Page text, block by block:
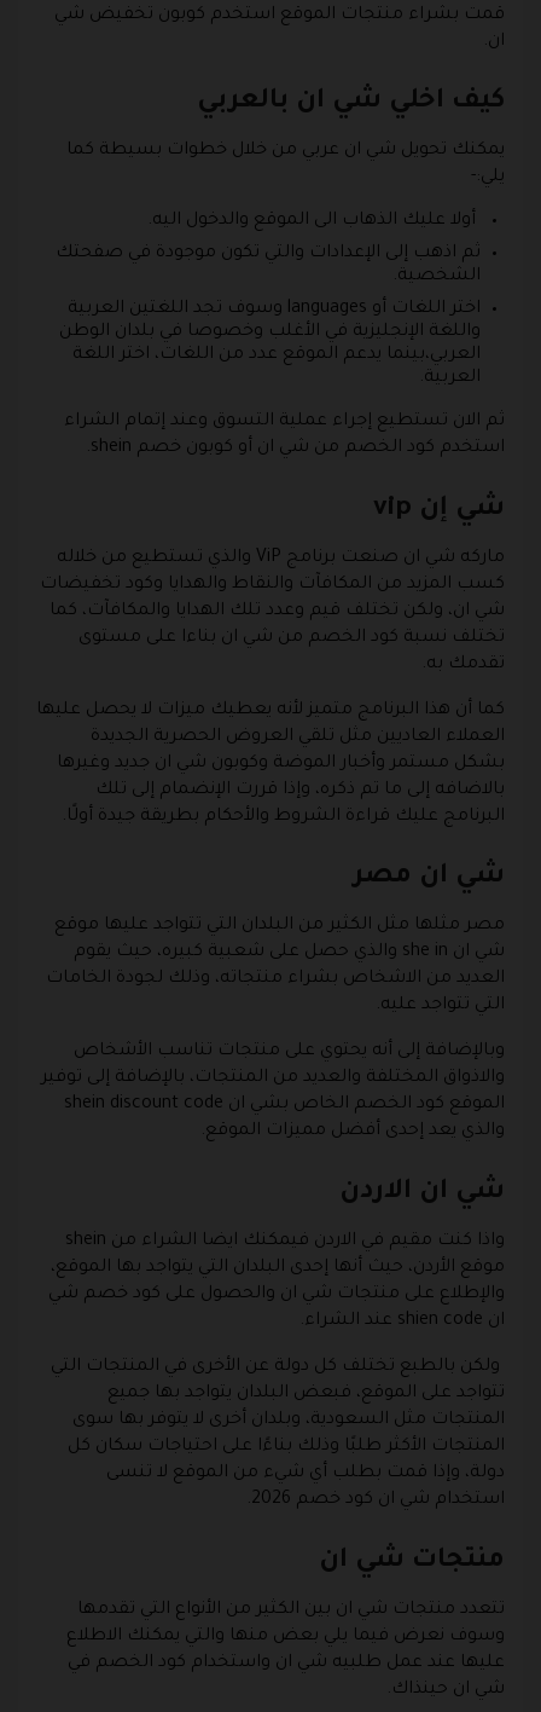
قمت بشراء منتجات الموقع استخدم كوبون تخفيض شي
ان.
كيف اخلي شي ان بالعربي
يمكنك تحويل شي ان عربي من خلال خطوات بسيطة كما
يلي:-
أولا عليك الذهاب الى الموقع والدخول اليه.
ثم اذهب إلى الإعدادات والتي تكون موجودة في صفحتك
الشخصية.
اختر اللغات أو languages وسوف تجد اللغتين العربية
واللغة الإنجليزية في الأغلب وخصوصا في بلدان الوطن
العربي،بينما يدعم الموقع عدد من اللغات، اختر اللغة
العربية.
ثم الان تستطيع إجراء عملية التسوق وعند إتمام الشراء
استخدم كود الخصم من شي ان أو كوبون خصم shein.
شي إن vip
ماركه شي ان صنعت برنامج ViP والذي تستطيع من خلاله
كسب المزيد من المكافآت والنقاط والهدايا وكود تخفيضات
شي ان، ولكن تختلف قيم وعدد تلك الهدايا والمكافآت، كما
تختلف نسبة كود الخصم من شي ان بناءا على مستوى
تقدمك به.
كما أن هذا البرنامج متميز لأنه يعطيك ميزات لا يحصل عليها
العملاء العاديين مثل تلقي العروض الحصرية الجديدة
بشكل مستمر وأخبار الموضة وكوبون شي ان جديد وغيرها
بالاضافه إلى ما تم ذكره، وإذا قررت الإنضمام إلى تلك
البرنامج عليك قراءة الشروط والأحكام بطريقة جيدة أولًا.
شي ان مصر
مصر مثلها مثل الكثير من البلدان التي تتواجد عليها موقع
شي ان she in والذي حصل على شعبية كبيره، حيث يقوم
العديد من الاشخاص بشراء منتجاته، وذلك لجودة الخامات
التي تتواجد عليه.
وبالإضافة إلى أنه يحتوي على منتجات تناسب الأشخاص
والاذواق المختلفة والعديد من المنتجات، بالإضافة إلى توفير
الموقع كود الخصم الخاص بشي ان shein discount code
والذي يعد إحدى أفضل مميزات الموقع.
شي ان الاردن
واذا كنت مقيم في الاردن فيمكنك ايضا الشراء من shein
موقع الأردن، حيث أنها إحدى البلدان التي يتواجد بها الموقع،
والإطلاع على منتجات شي ان والحصول على كود خصم شي
ان shien code عند الشراء.
ولكن بالطبع تختلف كل دولة عن الأخرى في المنتجات التي
تتواجد على الموقع، فبعض البلدان يتواجد بها جميع
المنتجات مثل السعودية، وبلدان أخرى لا يتوفر بها سوى
المنتجات الأكثر طلبًا وذلك بناءًا على احتياجات سكان كل
دولة، وإذا قمت بطلب أي شيء من الموقع لا تنسى
استخدام شي ان كود خصم 2026.
منتجات شي ان
تتعدد منتجات شي ان بين الكثير من الأنواع التي تقدمها
وسوف نعرض فيما يلي بعض منها والتي يمكنك الاطلاع
عليها عند عمل طلبيه شي ان واستخدام كود الخصم في
شي ان حينذاك.